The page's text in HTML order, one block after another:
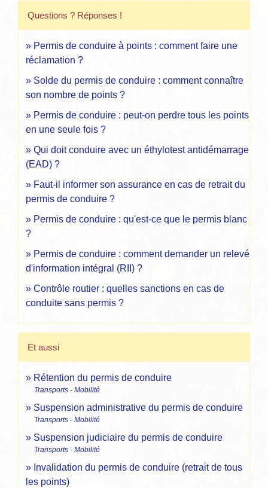
Questions ? Réponses !
Permis de conduire à points : comment faire une
réclamation ?
Solde du permis de conduire : comment connaître
son nombre de points ?
Permis de conduire : peut-on perdre tous les points
en une seule fois ?
Qui doit conduire avec un éthylotest antidémarrage
(EAD) ?
Faut-il informer son assurance en cas de retrait du
permis de conduire ?
Permis de conduire : qu'est-ce que le permis blanc
?
Permis de conduire : comment demander un relevé
d'information intégral (RII) ?
Contrôle routier : quelles sanctions en cas de
conduite sans permis ?
Et aussi
Rétention du permis de conduire
Transports - Mobilité
Suspension administrative du permis de conduire
Transports - Mobilité
Suspension judiciaire du permis de conduire
Transports - Mobilité
Invalidation du permis de conduire (retrait de tous
les points)